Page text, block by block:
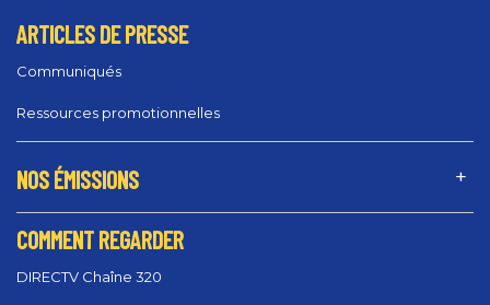
ARTICLES DE PRESSE
Communiqués
Ressources promotionnelles
NOS ÉMISSIONS
COMMENT REGARDER
DIRECTV Chaîne 320